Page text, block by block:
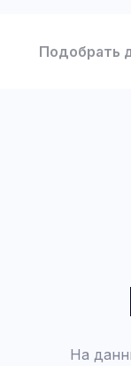
Подобрать
На